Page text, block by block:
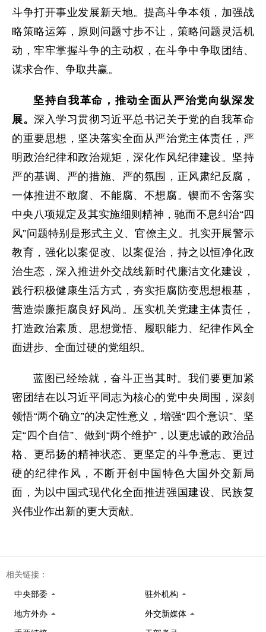
斗争打开事业发展新天地。提高斗争本领，加强战
略策略运筹，原则问题寸步不让，策略问题灵活机
动，牢牢掌握斗争的主动权，在斗争中争取团结、
谋求合作、争取共赢。
坚持自我革命，推动全面从严治党向纵深发
展。深入学习贯彻习近平总书记关于党的自我革命
的重要思想，坚决落实全面从严治党主体责任，严
明政治纪律和政治规矩，深化作风纪律建设。坚持
严的基调、严的措施、严的氛围，正风肃纪反腐，
一体推进不敢腐、不能腐、不想腐。锲而不舍落实
中央八项规定及其实施细则精神，驰而不息纠治“四
风”问题特别是形式主义、官僚主义。扎实开展警示
教育，强化以案促改、以案促治，持之以恒净化政
治生态，深入推进外交战线新时代廉洁文化建设，
践行积极健康生活方式，夯实拒腐防变思想根基，
营造崇廉拒腐良好风尚。压实机关党建主体责任，
打造政治素质、思想觉悟、履职能力、纪律作风全
面进步、全面过硬的党组织。
蓝图已经绘就，奋斗正当其时。我们要更加紧
密团结在以习近平同志为核心的党中央周围，深刻
领悟“两个确立”的决定性意义，增强“四个意识”、坚
定“四个自信”、做到“两个维护”，以更忠诚的政治品
格、更昂扬的精神状态、更坚定的斗争意志、更过
硬的纪律作风，不断开创中国特色大国外交新局
面，为以中国式现代化全面推进强国建设、民族复
兴伟业作出新的更大贡献。
相关链接：
中央部委 驻外机构
地方外办 外交新媒体